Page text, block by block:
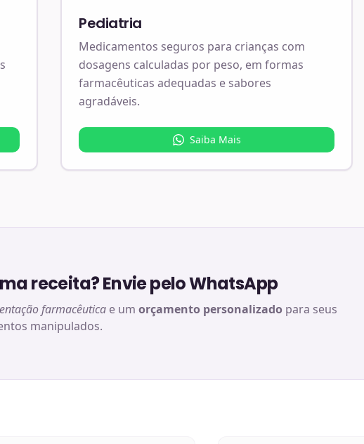
Pediatria
Medicamentos seguros para crianças com
dosagens calculadas por peso, em formas
farmacêuticas adequadas e sabores
agradáveis.
Saiba Mais
receita? Envie pelo WhatsApp
farmacêutica e um orçamento personalizado para seus
manipulados.